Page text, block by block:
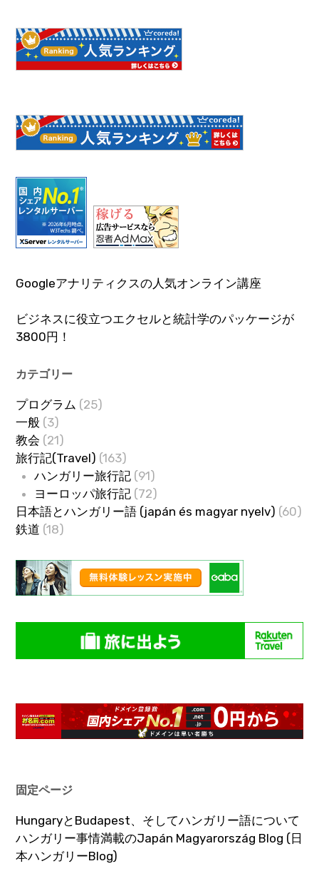
Googleアナリティクスの人気オンライン講座
ビジネスに役立つエクセルと統計学のパッケージが
3800円！
カテゴリー
プログラム (25)
一般 (3)
教会 (21)
旅行記(Travel) (163)
ハンガリー旅行記(91)
ヨーロッパ旅行記(72)
日本語とハンガリー語 (japán és magyar nyelv) (60)
鉄道 (18)
固定ページ
HungaryとBudapest、そしてハンガリー語について
ハンガリー事情満載のJapán Magyarország Blog (日
本ハンガリーBlog)